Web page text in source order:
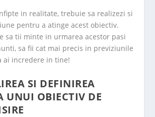
in realitate, trebuie sa realizezi si
pentru a atinge acest obiectiv.
sa tii minte in urmarea acestor pasi
sa fii cat mai precis in previziunile
ai incredere in tine!
SI DEFINIREA
UNUI OBIECTIV DE